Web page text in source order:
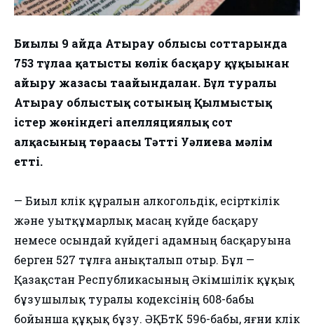
Биылғы 9 айда Атырау облысы соттарында
753 тұлғаға қатысты көлік басқару құқығынан
айыру жазасы тағайындалған. Бұл туралы
Атырау облыстық сотының Қылмыстық
істер жөніндегі апелляциялық сот
алқасының төрағасы Тәтті Уәлиева мәлім
етті.
— Биыл көлік құралын алкогольдік, есірткілік
және уытқұмарлық масаң күйде басқару
немесе осындай күйдегі адамның басқаруына
берген 527 тұлға анықталып отыр. Бұл —
Қазақстан Республикасының Әкімшілік құқық
бұзушылық туралы кодексінің 608-бабы
бойынша құқық бұзу. ӘҚБтК 596-бабы, яғни көлiк